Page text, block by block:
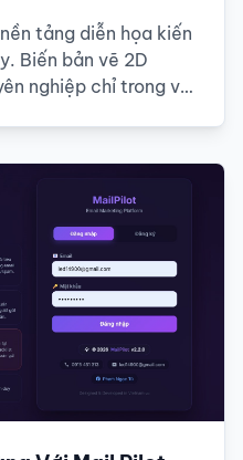
tảng diễn họa kiến
Biến bản vẽ 2D
nghiệp chỉ trong vài